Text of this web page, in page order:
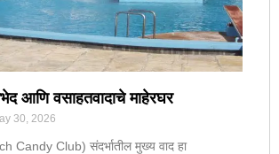
आणि वसाहतवादाचे माहेरघर
30, 2026
Candy Club) संदर्भातील मुख्य वाद हा